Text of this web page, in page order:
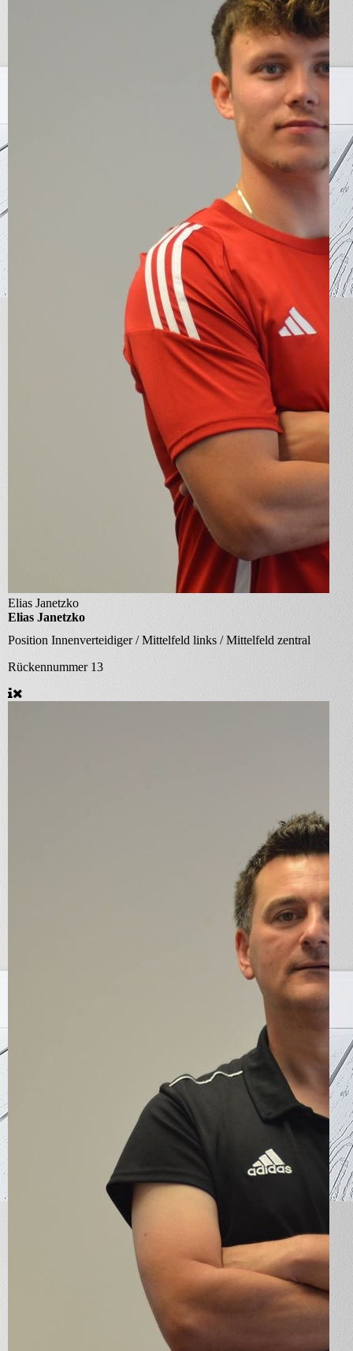
Elias Janetzko
Elias Janetzko
Position Innenverteidiger / Mittelfeld links / Mittelfeld zentral
Rückennummer 13